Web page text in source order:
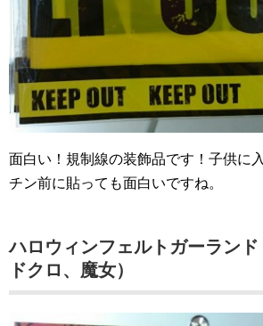
面白い！規制線の装飾品です！子供に
チン前に貼っても面白いですね。
ハロウィンフェルトガーランド
ドクロ、魔女）